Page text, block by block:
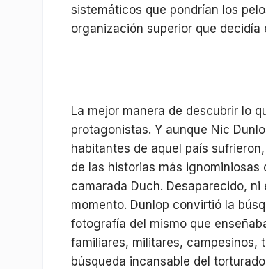
sistemáticos que pondrían los
organización superior que
La mejor manera de descubrir lo
protagonistas. Y aunque Nic
habitantes de aquel país
de las historias más ignominiosas
camarada Duch. Desaparecido,
momento. Dunlop convirtió la
fotografía del mismo que
familiares, militares,
búsqueda incansable del